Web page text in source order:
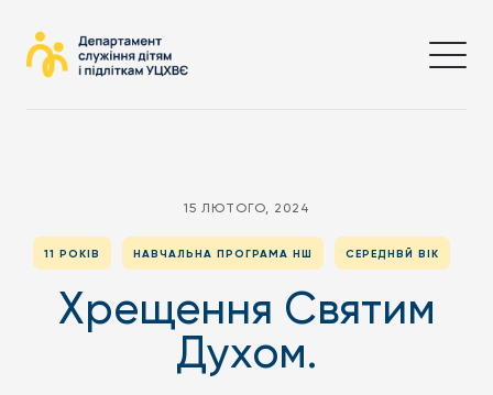
15 ЛЮТОГО, 2024
11 РОКІВ НАВЧАЛЬНА ПРОГРАМА НШ СЕРЕДНВЙ ВІК
Хрещення Святим
Духом.